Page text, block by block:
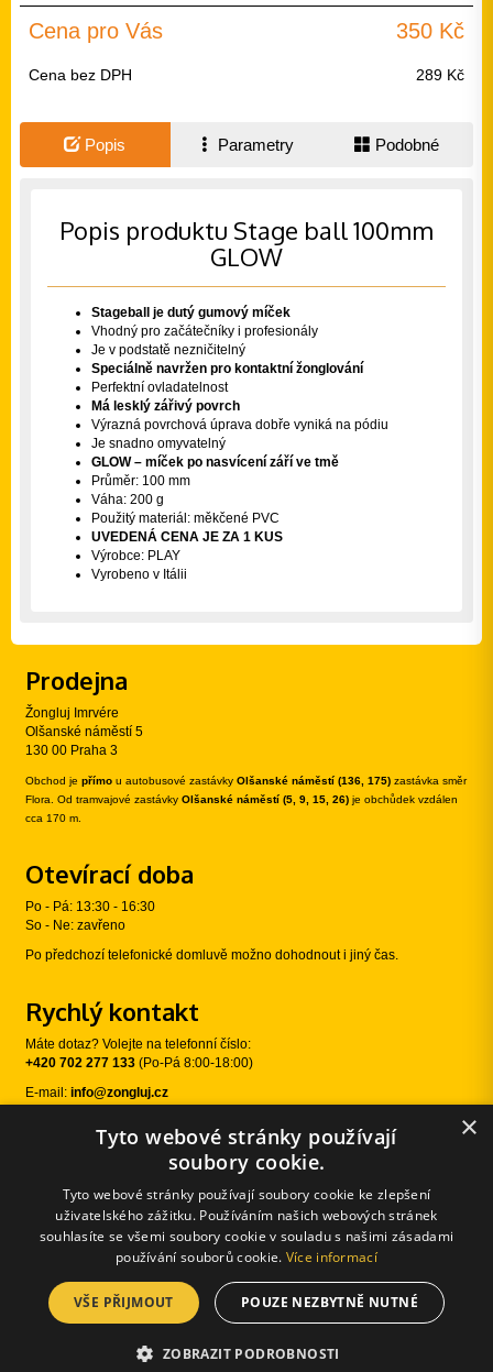
Cena pro Vás 350 Kč
Cena bez DPH 289 Kč
Popis Parametry Podobné
Popis produktu Stage ball 100mm
GLOW
Stageball je dutý gumový míček
Vhodný pro začátečníky i profesionály
Je v podstatě nezničitelný
Speciálně navržen pro kontaktní žonglování
Perfektní ovladatelnost
Má lesklý zářivý povrch
Výrazná povrchová úprava dobře vyniká na pódiu
Je snadno omyvatelný
GLOW – míček po nasvícení září ve tmě
Průměr: 100 mm
Váha: 200 g
Použitý materiál: měkčené PVC
UVEDENÁ CENA JE ZA 1 KUS
Výrobce: PLAY
Vyrobeno v Itálii
Prodejna
Žongluj Imrvére
Olšanské náměstí 5
130 00 Praha 3
Obchod je přímo u autobusové zastávky Olšanské náměstí (136, 175) zastávka směr
Flora. Od tramvajové zastávky Olšanské náměstí (5, 9, 15, 26) je obchůdek vzdálen
cca 170 m.
Otevírací doba
Po - Pá: 13:30 - 16:30
So - Ne: zavřeno
Po předchozí telefonické domluvě možno dohodnout i jiný čas.
Rychlý kontakt
Máte dotaz? Volejte na telefonní číslo:
+420 702 277 133 (Po-Pá 8:00-18:00)
E-mail: info@zongluj.cz
Sledujte nás
© 2026 Žongluj.cz |
Používání cookies|
Změnit nastavení cookies
E-shopové řešení od:
×
Tyto webové stránky používají
soubory cookie.
Tyto webové stránky používají soubory cookie ke zlepšení
uživatelského zážitku. Používáním našich webových stránek
souhlasíte se všemi soubory cookie v souladu s našimi zásadami
používání souborů cookie. Více informací
VŠE PŘIJMOUT POUZE NEZBYTNĚ NUTNÉ
ZOBRAZIT PODROBNOSTI